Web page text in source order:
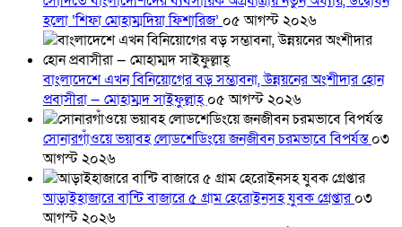
হলো ‘শিফা মোহাম্মদিয়া ফিশারিজ’ ০৫ আগস্ট ২০২৬
বাংলাদেশে এখন বিনিয়োগের বড় সম্ভাবনা, উন্নয়নের অংশীদার হোন
প্রবাসীরা — মোহাম্মদ সাইফুল্লাহ্০৫ আগস্ট ২০২৬
সোনারগাঁওয়ে ভয়াবহ লোডশেডিংয়ে জনজীবন চরমভাবে বিপর্যস্ত০৩
আগস্ট ২০২৬
আড়াইহাজারে বান্টি বাজারে ৫ গ্রাম হেরোইনসহ যুবক গ্রেপ্তার০৩
আগস্ট ২০২৬